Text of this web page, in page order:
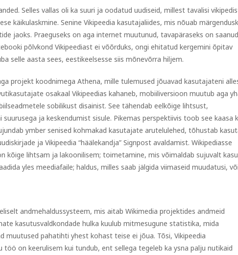
Selles vallas oli ka suuri ja oodatud uudiseid, millest tavalisi
käikulaskmine. Senine Vikipeedia kasutajaliides, mis nõuab
jaoks. Praeguseks on aga internet muutunud, tavapäraseks on saanud
põlvkond Vikipeediast ei võõrduks, ongi ehitatud kergemini õpitav
selle aasta sees, eestikeelsesse siis mõnevõrra hiljem.
projekt koodnimega Athena, mille tulemused jõuavad kasutajateni
osakaal Vikipeedias kahaneb, mobiiliversioon muutub aga
sobilikust disainist. See tähendab eelkõige lihtsust,
ja keskendumist sisule. Pikemas perspektiivis toob see kaasa
ymber senised kohmakad kasutajate arutelulehed, tõhustab
ja Vikipeedia “häälekandja” Signpost avaldamist. Wikipediasse
kõige lihtsam ja lakoonilisem; toimetamine, mis võimaldab sujuvalt
yles meediafaile; haldus, milles saab jälgida viimaseid muudatusi,
andmehaldussysteem, mis aitab Wikimedia projektides andmeid
kasutusvaldkondade hulka kuulub mitmesugune statistika, mida
muutused pahatihti yhest kohast teise ei jõua. Tõsi, Vikipeedia
on keerulisem kui tundub, ent sellega tegeleb ka ysna palju nutikaid